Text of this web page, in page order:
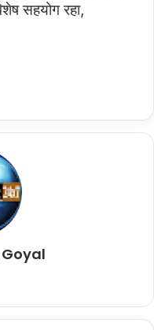
सहयोग रहा,